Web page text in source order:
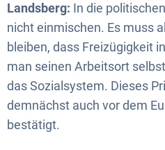
Landsberg: In die
nicht einmischen. Es muss
bleiben, dass Freizügigkeit
man seinen Arbeitsort
das Sozialsystem. Dieses
demnächst auch vor dem
bestätigt.